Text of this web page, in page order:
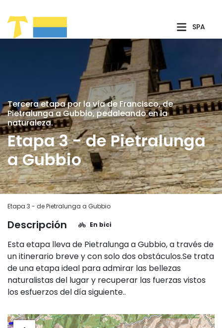
SPA
Tercera etapa por la vía de Francisco, de
Pietralunga a Gubbio, pedaleando en la
naturaleza.
Etapa 3 - de Pietralunga
a Gubbio
Etapa 3 - de Pietralunga a Gubbio
Descripción En bici
Esta etapa lleva de Pietralunga a Gubbio, a través de
un itinerario breve y con solo dos obstáculos.Se trata
de una etapa ideal para admirar las bellezas
naturalistas del lugar y recuperar las fuerzas vistos
los esfuerzos del día siguiente..